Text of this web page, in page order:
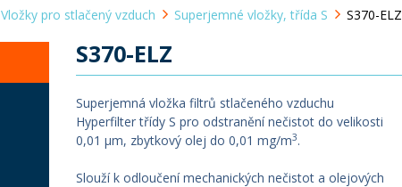
Vložky pro stlačený vzduch Superjemné vložky, třída S S370-ELZ
S370-ELZ
Superjemná vložka filtrů stlačeného vzduchu
Hyperfilter třídy S pro odstranění nečistot do velikosti
0,01 µm, zbytkový olej do 0,01 mg/m3.
Slouží k odloučení mechanických nečistot a olejových